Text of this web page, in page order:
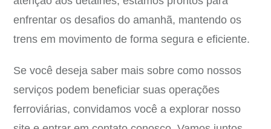
enfrentar os desafios do amanhã, mantendo os
trens em movimento de forma segura e eficiente.
Se você deseja saber mais sobre como nossos
serviços podem beneficiar suas operações
ferroviárias, convidamos você a explorar nosso